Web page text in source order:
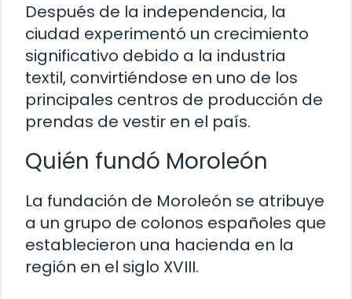
Después de la independencia, la
ciudad experimentó un crecimiento
significativo debido a la industria
textil, convirtiéndose en uno de los
principales centros de producción de
prendas de vestir en el país.
Quién fundó Moroleón
La fundación de Moroleón se atribuye
a un grupo de colonos españoles que
establecieron una hacienda en la
región en el siglo XVIII.